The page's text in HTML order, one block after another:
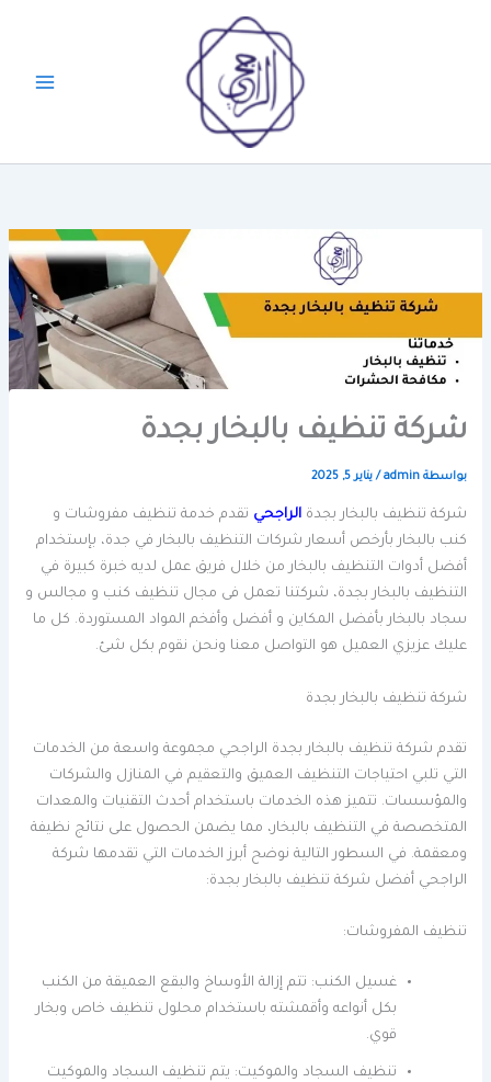
شركة تنظيف بالبخار بجدة
بواسطة admin
/يناير 5, 2025
شركة تنظيف بالبخار بجدةالراجحي تقدم خدمة تنظيف مفروشات و
كنب بالبخار بأرخص أسعار شركات التنظيف بالبخار في جدة، بإستخدام
أفضل أدوات التنظيف بالبخار من خلال فريق عمل لديه خبرة كبيرة في
التنظيف بالبخار بجدة، شركتنا تعمل فى مجال تنظيف كنب و مجالس و
سجاد بالبخار بأفضل المكاين و أفضل وأفخم المواد المستوردة. كل ما
عليك عزيزي العميل هو التواصل معنا ونحن نقوم بكل شئ.
شركة تنظيف بالبخار بجدة
تقدم شركة تنظيف بالبخار بجدة الراجحي مجموعة واسعة من الخدمات
التي تلبي احتياجات التنظيف العميق والتعقيم في المنازل والشركات
والمؤسسات. تتميز هذه الخدمات باستخدام أحدث التقنيات والمعدات
المتخصصة في التنظيف بالبخار، مما يضمن الحصول على نتائج نظيفة
ومعقمة. في السطور التالية نوضح أبرز الخدمات التي تقدمها شركة
الراجحي أفضل شركة تنظيف بالبخار بجدة:
تنظيف المفروشات:
غسيل الكنب: تتم إزالة الأوساخ والبقع العميقة من الكنب
بكل أنواعه وأقمشته باستخدام محلول تنظيف خاص وبخار
قوي.
تنظيف السجاد والموكيت: يتم تنظيف السجاد والموكيت